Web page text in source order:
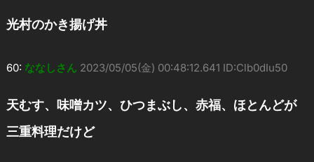
光村のかき揚げ丼
60: ななしさん 2023/05/05(金) 00:48:12.641 ID:Clb0dIu50
天むす、味噌カツ、ひつまぶし、赤福、ほとんどが
三重料理だけど